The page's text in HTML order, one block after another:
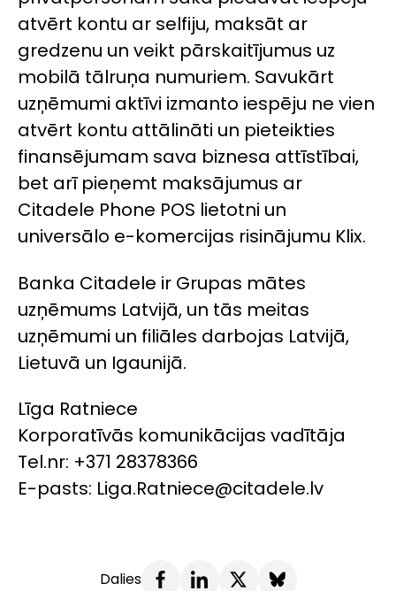
atvērt kontu ar selfiju, maksāt ar
gredzenu un veikt pārskaitījumus uz
mobilā tālruņa numuriem. Savukārt
uzņēmumi aktīvi izmanto iespēju ne vien
atvērt kontu attālināti un pieteikties
finansējumam sava biznesa attīstībai,
bet arī pieņemt maksājumus ar
Citadele Phone POS lietotni un
universālo e-komercijas risinājumu Klix.
Banka Citadele ir Grupas mātes
uzņēmums Latvijā, un tās meitas
uzņēmumi un filiāles darbojas Latvijā,
Lietuvā un Igaunijā.
Līga Ratniece
Korporatīvās komunikācijas vadītāja
Tel.nr: +371 28378366
E-pasts: Liga.Ratniece@citadele.lv
Dalies